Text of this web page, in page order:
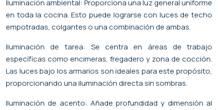
Iluminación ambiental: Proporciona una luz general uniforme
en toda la cocina. Esto puede lograrse con luces de techo
empotradas, colgantes o una combinación de ambas.
Iluminación de tarea: Se centra en áreas de trabajo
específicas como encimeras, fregadero y zona de cocción.
Las luces bajo los armarios son ideales para este propósito,
proporcionando una iluminación directa sin sombras.
Iluminación de acento: Añade profundidad y dimensión al